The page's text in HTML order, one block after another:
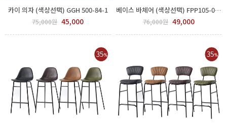
카이 의자 (색상선택) GGH 500-84-1
75,000원 45,000
베이스 바체어 (색상선택) FPP105-0005
76,000원 49,000